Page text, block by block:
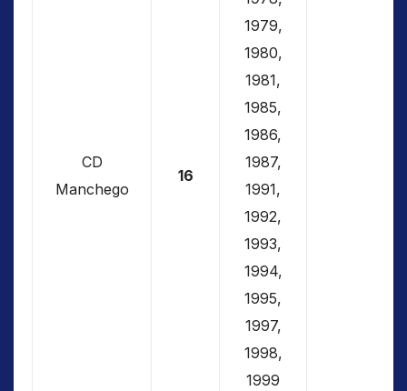
CD
Manchego
16
1979,
1980,
1981,
1985,
1986,
1987,
1991,
1992,
1993,
1994,
1995,
1997,
1998,
1999